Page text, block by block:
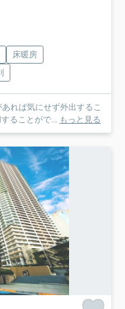
床暖房
れば気にせず外出するこ
ることがで... もっと見る